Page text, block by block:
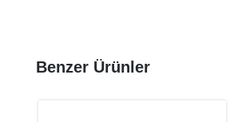
Benzer Ürünler